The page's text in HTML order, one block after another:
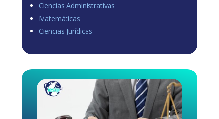
Load more
Ciencias Administrativas
Matemáticas
Ciencias Jurídicas